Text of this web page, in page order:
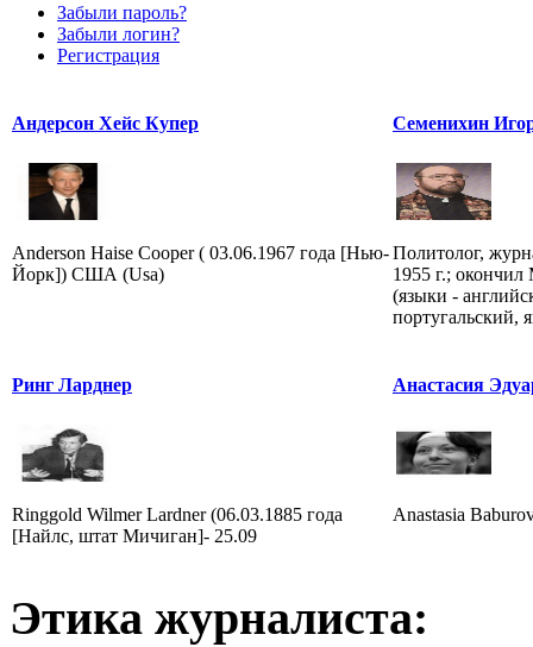
Забыли пароль?
Забыли логин?
Регистрация
Андерсон Хейс Купер
Anderson Haise Cooper ( 03.06.1967 года [Нью-
Йорк]) США (Usa)
Семенихин
Политолог,
1955 г.;
(языки -
португальский,
Ринг Ларднер
Ringgold Wilmer Lardner (06.03.1885 года
[Найлс, штат Мичиган]- 25.09
Анастасия
Anastasia
Этика журналиста: